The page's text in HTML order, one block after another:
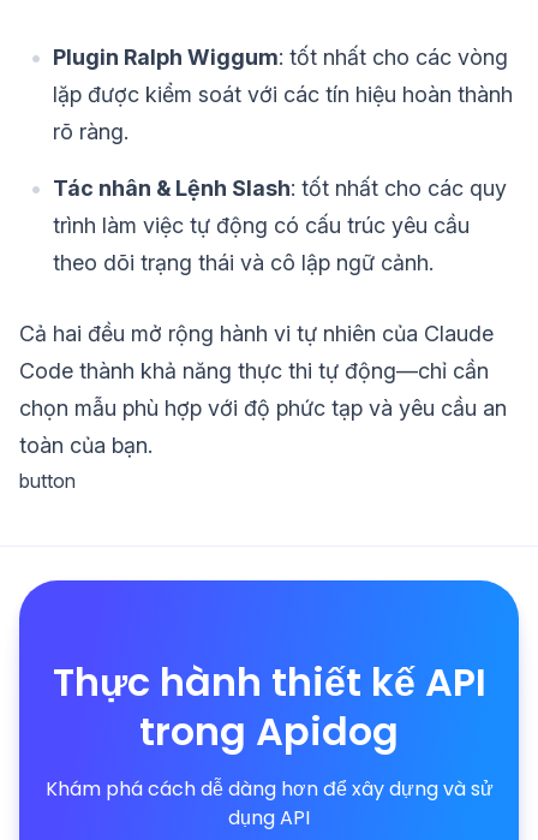
Plugin Ralph Wiggum: tốt nhất cho các vòng
lặp được kiểm soát với các tín hiệu hoàn thành
rõ ràng.
Tác nhân & Lệnh Slash: tốt nhất cho các quy
trình làm việc tự động có cấu trúc yêu cầu
theo dõi trạng thái và cô lập ngữ cảnh.
Cả hai đều mở rộng hành vi tự nhiên của Claude
Code thành khả năng thực thi tự động—chỉ cần
chọn mẫu phù hợp với độ phức tạp và yêu cầu an
toàn của bạn.
button
Thực hành thiết kế API
trong Apidog
Khám phá cách dễ dàng hơn để xây dựng và sử
dụng API